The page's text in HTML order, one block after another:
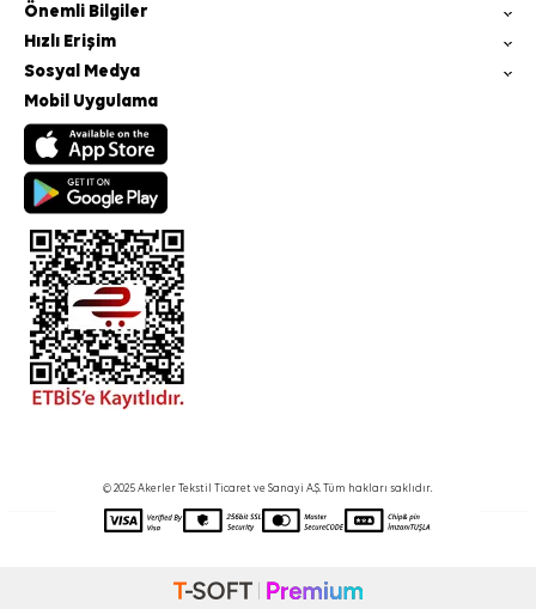
Önemli Bilgiler
Hızlı Erişim
Sosyal Medya
Mobil Uygulama
© 2025 Akerler Tekstil Ticaret ve Sanayi A.Ş. Tüm hakları saklıdır.